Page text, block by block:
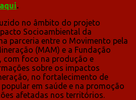
aqui.
no âmbito do projeto
Socioambiental da
parceria entre o Movimento pela
(MAM) e a Fundação
com foco na produção e
sobre os impactos
no fortalecimento de
em saúde e na promoção
afetadas nos territórios.